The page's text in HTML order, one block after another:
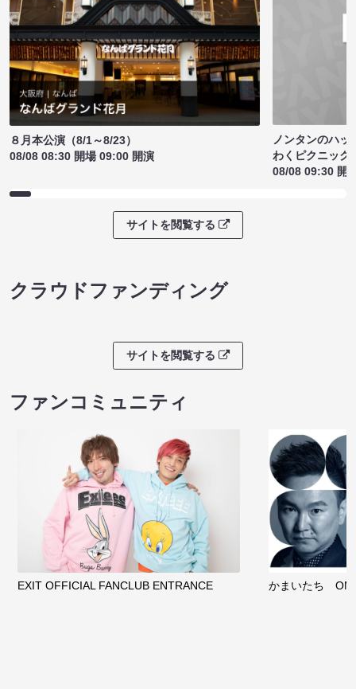
８月本公演（8/1～8/23）
08/08 08:30 開場 09:00 開演
ノンタンのハッ
わくピクニック
08/08 09:30 開
サイトを閲覧する
クラウドファンディング
サイトを閲覧する
ファンコミュニティ
EXIT OFFICIAL FANCLUB ENTRANCE かまいたち